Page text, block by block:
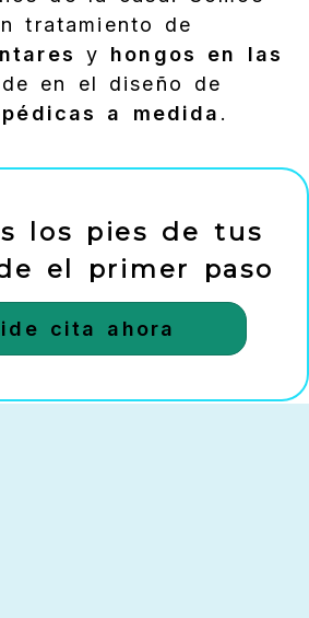
tratamiento de
y hongos en las
en el diseño de
a medida .
los pies de tus
el primer paso
cita ahora